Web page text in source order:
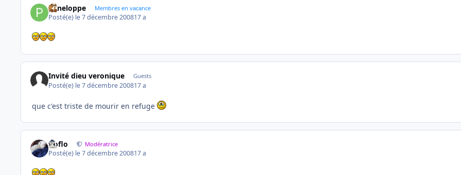
peneloppe Membres en vacance
Posté(e) le 7 décembre 200817 a
Invité dieu veronique Guests
Posté(e) le 7 décembre 200817 a
que c'est triste de mourir en refuge
floflo Modératrice
Posté(e) le 7 décembre 200817 a